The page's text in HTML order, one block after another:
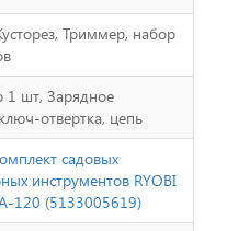
Триммер, набор
1 шт, Зарядное
отвертка, цепь
садовых
инструментов RYOBI
120 (5133005619)